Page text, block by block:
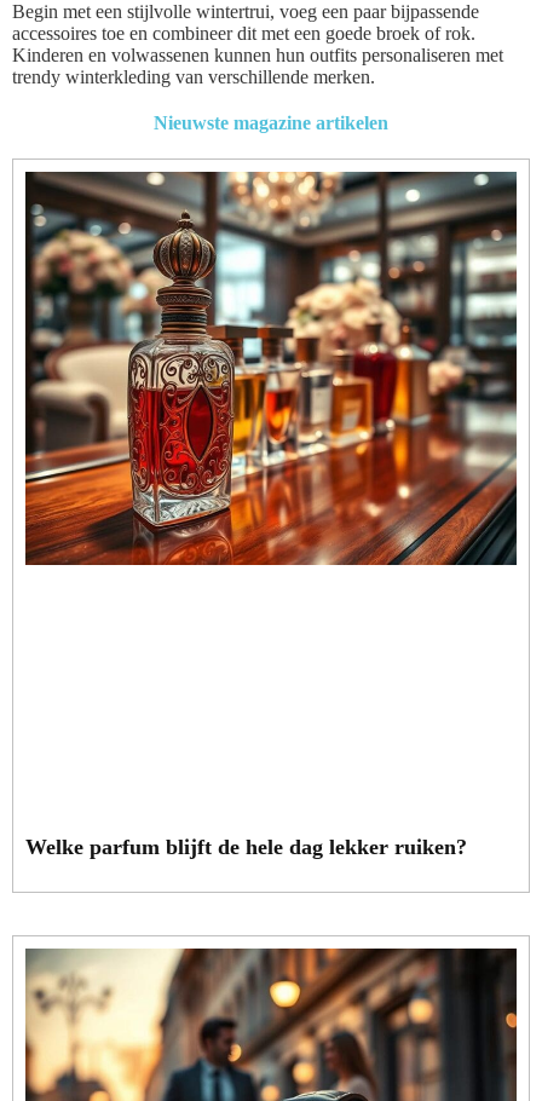
Begin met een stijlvolle wintertrui, voeg een paar bijpassende
accessoires toe en combineer dit met een goede broek of rok.
Kinderen en volwassenen kunnen hun outfits personaliseren met
trendy winterkleding van verschillende merken.
Nieuwste magazine artikelen
Welke parfum blijft de hele dag lekker ruiken?